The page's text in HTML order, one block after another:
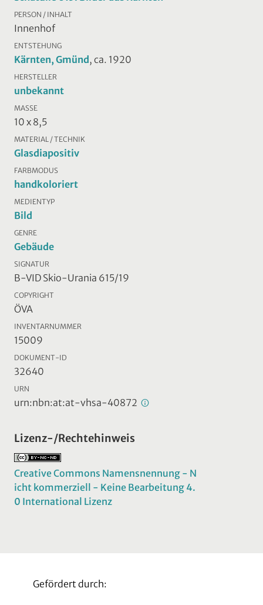
PERSON / INHALT
Innenhof
ENTSTEHUNG
Kärnten, Gmünd , ca. 1920
HERSTELLER
unbekannt
MASSE
10 x 8,5
MATERIAL / TECHNIK
Glasdiapositiv
FARBMODUS
handkoloriert
MEDIENTYP
Bild
GENRE
Gebäude
SIGNATUR
B-VID Skio-Urania 615/19
COPYRIGHT
ÖVA
INVENTARNUMMER
15009
DOKUMENT-ID
32640
URN
urn:nbn:at:at-vhsa-40872
Lizenz-/Rechtehinweis
Creative Commons Namensnennung - N
icht kommerziell - Keine Bearbeitung 4.
0 International Lizenz
Gefördert durch: